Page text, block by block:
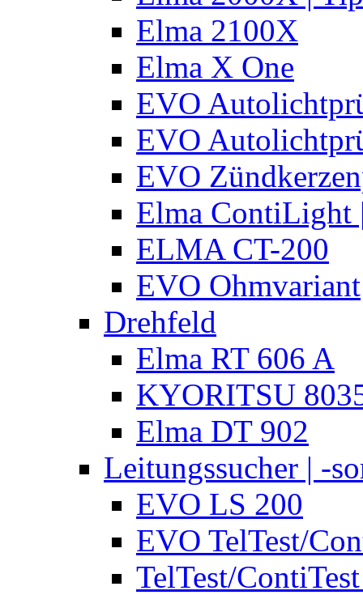
Elma 2100X
Elma X One
EVO
EVO
EVO
Elma ContiLight
ELMA CT-200
EVO Ohmvariant
Drehfeld
Elma RT 606 A
KYORITSU
Elma DT 902
Leitungssucher | -
EVO LS 200
EVO TelTest/
TelTest/